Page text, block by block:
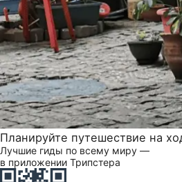
Планируйте путешествие на
Лучшие гиды по всему миру —
в приложении Трипстера